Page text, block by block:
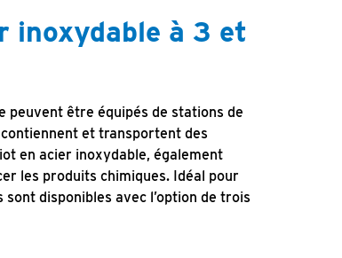
inoxydable à 3 et
peuvent être équipés de stations de
et transportent des
en acier inoxydable, également
les produits chimiques. Idéal pour
disponibles avec l’option de trois